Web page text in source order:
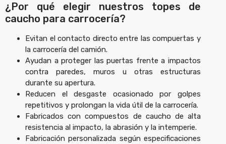
¿Por qué elegir nuestros topes de
caucho para carrocería?
Evitan el contacto directo entre las compuertas y
la carrocería del camión.
Ayudan a proteger las puertas frente a impactos
contra paredes, muros u otras estructuras
durante su apertura.
Reducen el desgaste ocasionado por golpes
repetitivos y prolongan la vida útil de la carrocería.
Fabricados con compuestos de caucho de alta
resistencia al impacto, la abrasión y la intemperie.
Fabricación personalizada según especificaciones